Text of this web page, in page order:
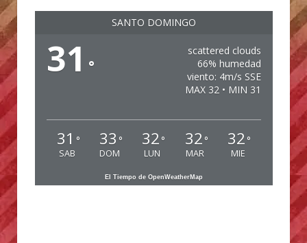
SANTO DOMINGO
31 °
scattered clouds
66% humedad
viento: 4m/s SSE
MAX 32 • MIN 31
31 °
SAB
33 °
DOM
32 °
LUN
32 °
MAR
32 °
MIE
El Tiempo de OpenWeatherMap